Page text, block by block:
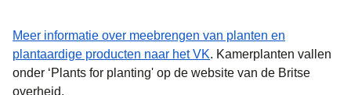
Meer informatie over meebrengen van planten en
plantaardige producten naar het VK opent in een nieuwe tab
. Kamerplanten vallen
onder ‘Plants for planting' op de website van de Britse
overheid.